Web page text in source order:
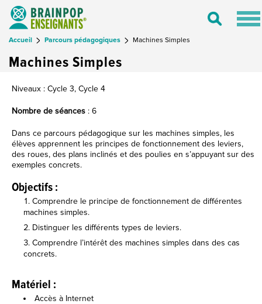
Toggle
Accueil Parcours pédagogiques Machines Simples
Machines Simples
Niveaux : Cycle 3, Cycle 4
Nombre de séances : 6
Dans ce parcours pédagogique sur les machines simples, les
élèves apprennent les principes de fonctionnement des leviers,
des roues, des plans inclinés et des poulies en s’appuyant sur des
exemples concrets.
Objectifs :
Comprendre le principe de fonctionnement de différentes
machines simples.
Distinguer les différents types de leviers.
Comprendre l’intérêt des machines simples dans des cas
concrets.
Matériel :
Accès à Internet